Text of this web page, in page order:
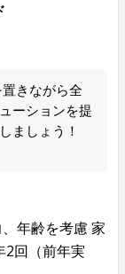
きながら全
ーションを提
ましょう！
年齢を考慮 家
2回（前年実